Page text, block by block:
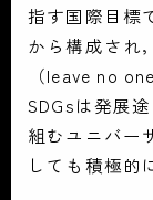
指す国際目標
から構成され
（leave no
SDGsは発展
組むユニバー
しても積極的